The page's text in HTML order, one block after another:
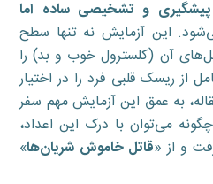
پیشگیری و تشخیصی ساده اما
این آزمایش نه تنها سطح
آن (کلسترول خوب و بد) را
ریسک قلبی فرد را در اختیار
به عمق این آزمایش مهم سفر
می‌توان با درک این اعداد،
و از «قاتل خاموش شریان‌ها»